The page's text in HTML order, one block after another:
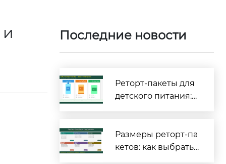
Последние новости
Реторт-пакеты для
детского питания:
и соответствию тре
бованиям [2026]
Размеры реторт-па
кетов: как выбрать